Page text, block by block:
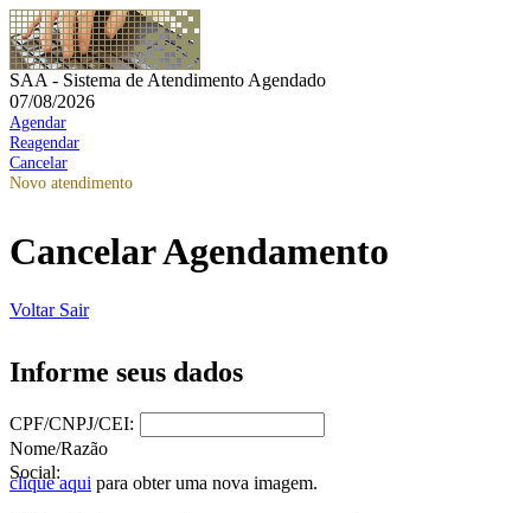
SAA - Sistema de Atendimento Agendado
07/08/2026
Agendar
Reagendar
Cancelar
Novo atendimento
Cancelar Agendamento
Voltar Sair
Informe seus dados
CPF/CNPJ/CEI:
Nome/Razão
Social:
clique aqui para obter uma nova imagem.